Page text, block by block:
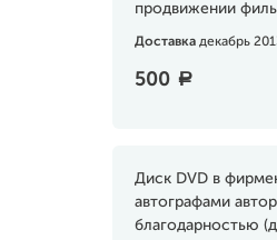
продвижении
Доставка декабрь
500 a
Диск DVD в
автографами
благодарностью